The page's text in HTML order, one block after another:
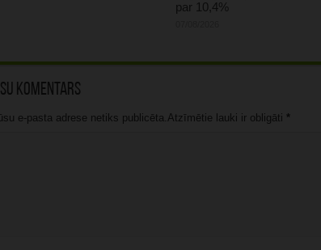
par 10,4%
komentārs
e-pasta adrese netiks publicēta.Atzīmētie lauki ir obligāti *